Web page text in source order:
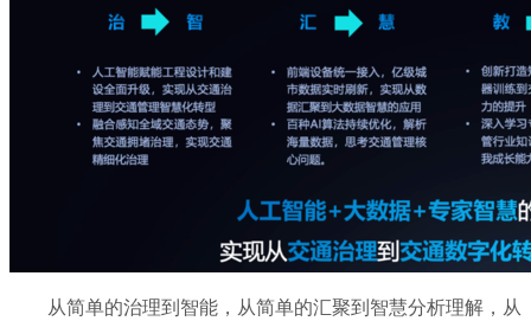
从简单的治理到智能，从简单的汇聚到智慧分析理解，从